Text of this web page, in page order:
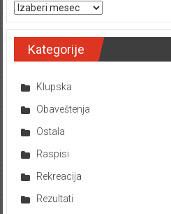
Arhiva tekstova
Kategorije
Klupska
Obaveštenja
Ostala
Raspisi
Rekreacija
Rezultati